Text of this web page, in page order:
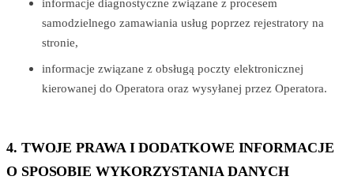
samodzielnego zamawiania usług poprzez rejestratory na
stronie,
informacje związane z obsługą poczty elektronicznej
kierowanej do Operatora oraz wysyłanej przez Operatora.
4. TWOJE PRAWA I DODATKOWE INFORMACJE
O SPOSOBIE WYKORZYSTANIA DANYCH